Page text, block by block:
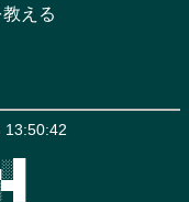
える
13:50:42